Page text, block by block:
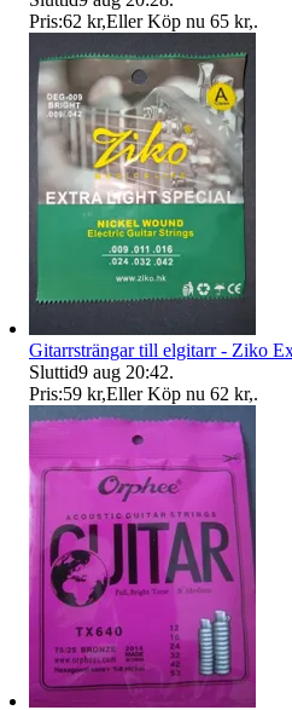
Pris:62 kr,Eller Köp nu 65 kr,.
Gitarrsträngar till elgitarr - Ziko
Sluttid9 aug 20:42.
Pris:59 kr,Eller Köp nu 62 kr,.